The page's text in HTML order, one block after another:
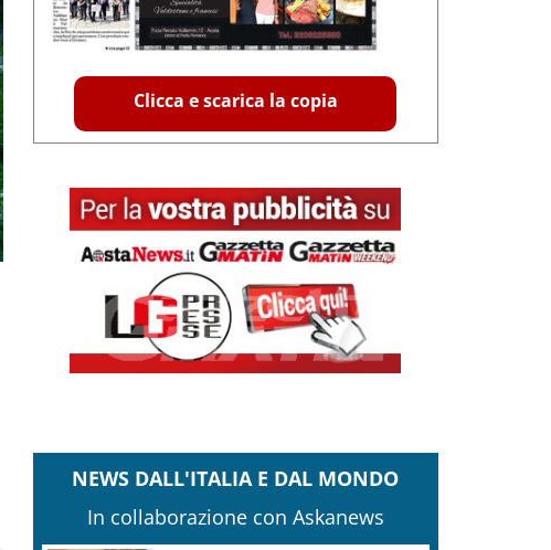
Clicca e scarica la copia
NEWS DALL'ITALIA E DAL MONDO
In collaborazione con Askanews